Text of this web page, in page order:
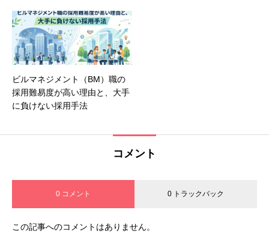
ビルマネジメント（BM）職の
採用難易度が高い理由と、大手
に負けない採用手法
コメント
0 コメント 0 トラックバック
この記事へのコメントはありません。